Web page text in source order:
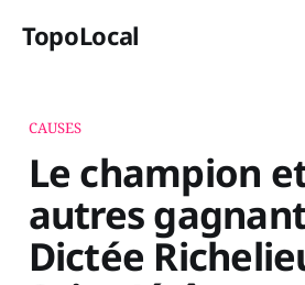
TopoLocal
CAUSES
Le champion
autres
Dictée